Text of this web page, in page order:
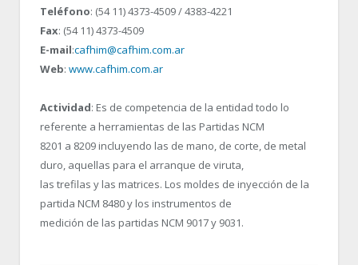
Teléfono: (54 11) 4373-4509 / 4383-4221
Fax: (54 11) 4373-4509
E-mail:cafhim@cafhim.com.ar
Web: www.cafhim.com.ar
Actividad: Es de competencia de la entidad todo lo
referente a herramientas de las Partidas NCM
8201 a 8209 incluyendo las de mano, de corte, de metal
duro, aquellas para el arranque de viruta,
las trefilas y las matrices. Los moldes de inyección de la
partida NCM 8480 y los instrumentos de
medición de las partidas NCM 9017 y 9031.